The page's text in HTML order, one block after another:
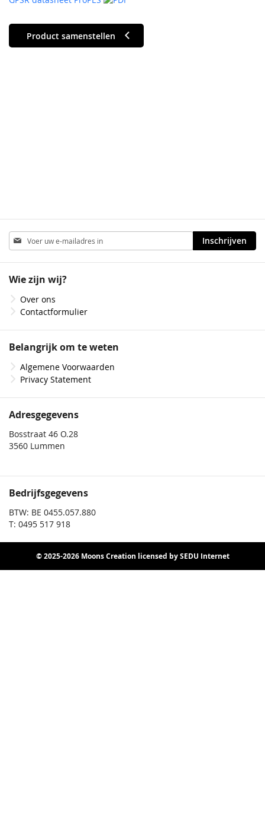
Product samenstellen
Abonneer
u
op
nieuwsbrief
Inschrijven
Wie zijn wij?
Over ons
Contactformulier
Belangrijk om te weten
Algemene Voorwaarden
Privacy Statement
Adresgegevens
Bosstraat 46 O.28
3560 Lummen
Bedrijfsgegevens
BTW: BE 0455.057.880
T: 0495 517 918
© 2025-2026 Moons Creation licensed by SEDU Internet